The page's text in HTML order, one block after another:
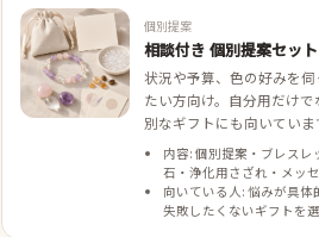
個別提案
相談付き 個別提案セット
状況や予算、色の好みを伺
たい方向け。自分用だけで
別なギフトにも向いていま
内容: 個別提案・ブレスレ
石・浄化用さざれ・メッ
向いている人: 悩みが具体
失敗したくないギフトを